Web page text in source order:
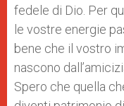
fedele di Dio. Per
le vostre energie
bene che il vostro
nascono
Spero che quella